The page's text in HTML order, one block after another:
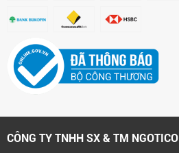
CÔNG TY TNHH SX & TM NGOTICO